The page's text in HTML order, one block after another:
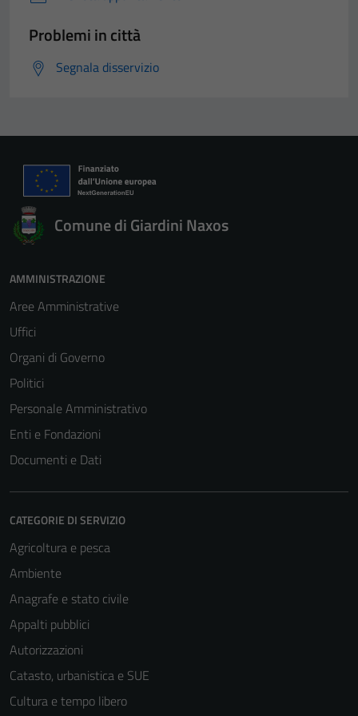
Problemi in città
Segnala disservizio
Comune di Giardini Naxos
AMMINISTRAZIONE
Aree Amministrative
Uffici
Organi di Governo
Politici
Personale Amministrativo
Enti e Fondazioni
Documenti e Dati
CATEGORIE DI SERVIZIO
Agricoltura e pesca
Ambiente
Anagrafe e stato civile
Appalti pubblici
Autorizzazioni
Catasto, urbanistica e SUE
Cultura e tempo libero